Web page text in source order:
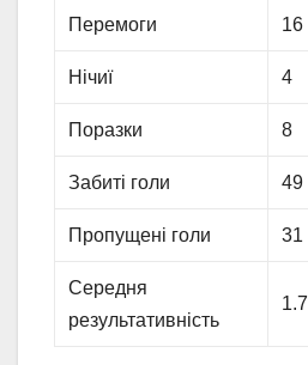
Перемоги 16
Нічиї 4
Поразки 8
Забиті голи 49
Пропущені голи 31
Середня
результативність